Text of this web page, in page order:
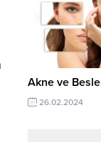
Akne ve
26.02.2024